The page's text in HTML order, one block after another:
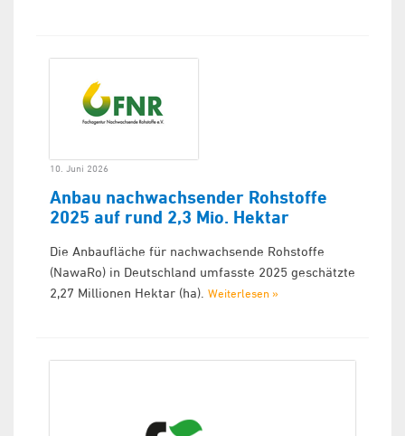
10. Juni 2026
Anbau nachwachsender Rohstoffe
2025 auf rund 2,3 Mio. Hektar
Die Anbaufläche für nachwachsende Rohstoffe
(NawaRo) in Deutschland umfasste 2025 geschätzte
2,27 Millionen Hektar (ha). Weiterlesen »